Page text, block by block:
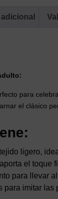
para
el clásico
ligero,
el toque
para llevar
para imitar las